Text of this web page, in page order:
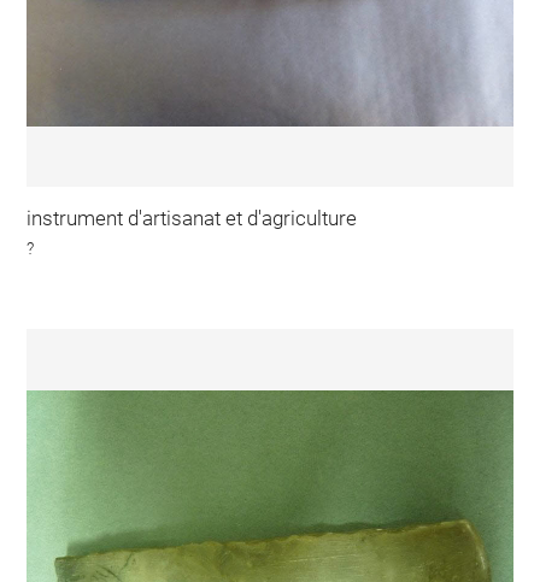
instrument d'artisanat et d'agriculture
?